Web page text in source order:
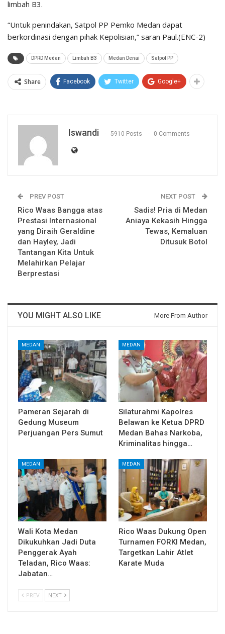
limbah B3.
“Untuk penindakan, Satpol PP Pemko Medan dapat
berkordinasi dengan pihak Kepolisian,” saran Paul.(ENC-2)
DPRD Medan Limbah B3 Medan Denai Satpol PP
Share Facebook Twitter Google+
Iswandi 5910 Posts 0 Comments
PREV POST
Rico Waas Bangga atas
Prestasi Internasional
yang Diraih Geraldine
dan Hayley, Jadi
Tantangan Kita Untuk
Melahirkan Pelajar
Berprestasi
NEXT POST
Sadis! Pria di Medan
Aniaya Kekasih Hingga
Tewas, Kemaluan
Ditusuk Botol
YOU MIGHT ALSO LIKE More From Author
MEDAN
Pameran Sejarah di
Gedung Museum
Perjuangan Pers Sumut
MEDAN
Silaturahmi Kapolres
Belawan ke Ketua DPRD
Medan Bahas Narkoba,
Kriminalitas hingga…
MEDAN
Wali Kota Medan
Dikukuhkan Jadi Duta
Penggerak Ayah
Teladan, Rico Waas:
Jabatan…
MEDAN
Rico Waas Dukung Open
Turnamen FORKI Medan,
Targetkan Lahir Atlet
Karate Muda
PREV NEXT